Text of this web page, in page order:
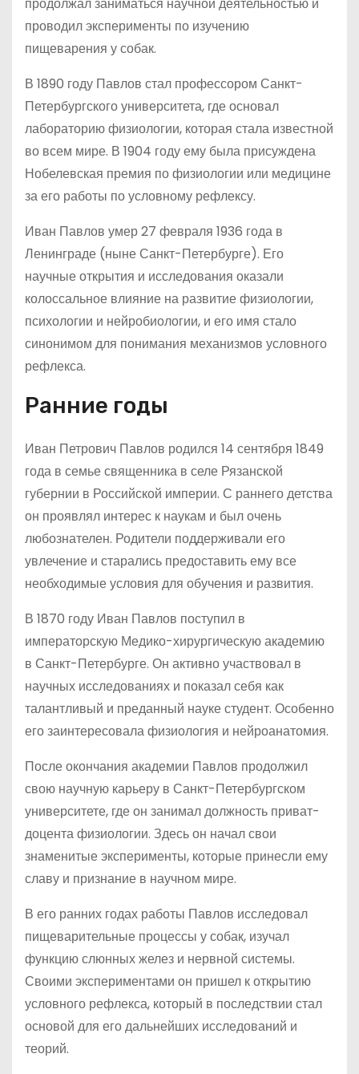
проводил эксперименты по изучению
пищеварения у собак.
В 1890 году Павлов стал профессором Санкт-
Петербургского университета, где основал
лабораторию физиологии, которая стала известной
во всем мире. В 1904 году ему была присуждена
Нобелевская премия по физиологии или медицине
за его работы по условному рефлексу.
Иван Павлов умер 27 февраля 1936 года в
Ленинграде (ныне Санкт-Петербурге). Его
научные открытия и исследования оказали
колоссальное влияние на развитие физиологии,
психологии и нейробиологии, и его имя стало
синонимом для понимания механизмов условного
рефлекса.
Ранние годы
Иван Петрович Павлов родился 14 сентября 1849
года в семье священника в селе Рязанской
губернии в Российской империи. С раннего детства
он проявлял интерес к наукам и был очень
любознателен. Родители поддерживали его
увлечение и старались предоставить ему все
необходимые условия для обучения и развития.
В 1870 году Иван Павлов поступил в
императорскую Медико-хирургическую академию
в Санкт-Петербурге. Он активно участвовал в
научных исследованиях и показал себя как
талантливый и преданный науке студент. Особенно
его заинтересовала физиология и нейроанатомия.
После окончания академии Павлов продолжил
свою научную карьеру в Санкт-Петербургском
университете, где он занимал должность приват-
доцента физиологии. Здесь он начал свои
знаменитые эксперименты, которые принесли ему
славу и признание в научном мире.
В его ранних годах работы Павлов исследовал
пищеварительные процессы у собак, изучал
функцию слюнных желез и нервной системы.
Своими экспериментами он пришел к открытию
условного рефлекса, который в последствии стал
основой для его дальнейших исследований и
теорий.